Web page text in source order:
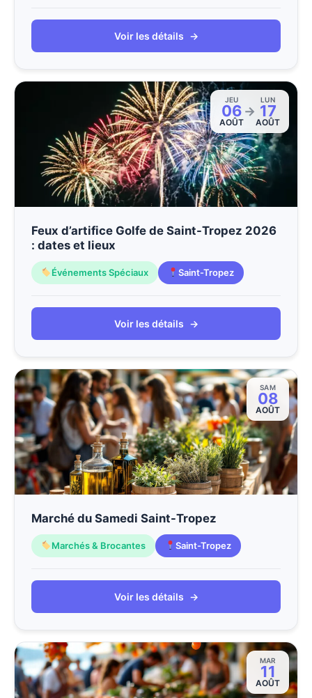
Voir les détails →
JEU
06
AOÛT
→
LUN
17
AOÛT
Feux d’artifice Golfe de Saint-Tropez 2026
: dates et lieux
Événements Spéciaux Saint-Tropez
Voir les détails →
SAM
08
AOÛT
Marché du Samedi Saint-Tropez
Marchés & Brocantes Saint-Tropez
Voir les détails →
MAR
11
AOÛT